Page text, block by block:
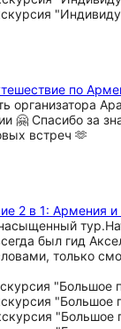
по
организатора
🤗 Спасибо за
встреч 🫶
2 в 1: Армения
был гид
только